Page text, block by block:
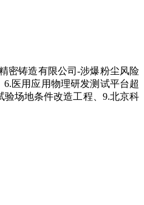
密铸造有限公司-涉爆粉尘风险
医用应用物理研发测试平台超
验场地条件改造工程、9.北京科